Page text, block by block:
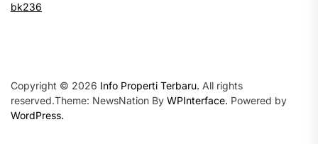
bk236
Copyright © 2026 Info Properti Terbaru. All rights
reserved.Theme: NewsNation By WPInterface. Powered by
WordPress.